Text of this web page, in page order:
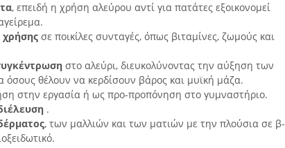
, επειδή η χρήση αλεύρου αντί για πατάτες εξοικονομεί
σε ποικίλες συνταγές, όπως βιταμίνες, ζωμούς και
στο αλεύρι, διευκολύνοντας την αύξηση των
όσους θέλουν να κερδίσουν βάρος και μυϊκή μάζα.
στην εργασία ή ως προ-προπόνηση στο γυμναστήριο.
.
, των μαλλιών και των ματιών με την πλούσια σε β-